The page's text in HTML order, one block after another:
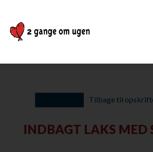
Tilbage til
INDBAGT LAKS MED